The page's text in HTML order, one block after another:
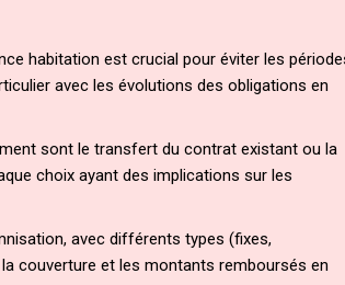
habitation est crucial pour éviter les
avec les évolutions des obligations en
sont le transfert du contrat existant ou la
choix ayant des implications sur les
avec différents types (fixes,
couverture et les montants remboursés en